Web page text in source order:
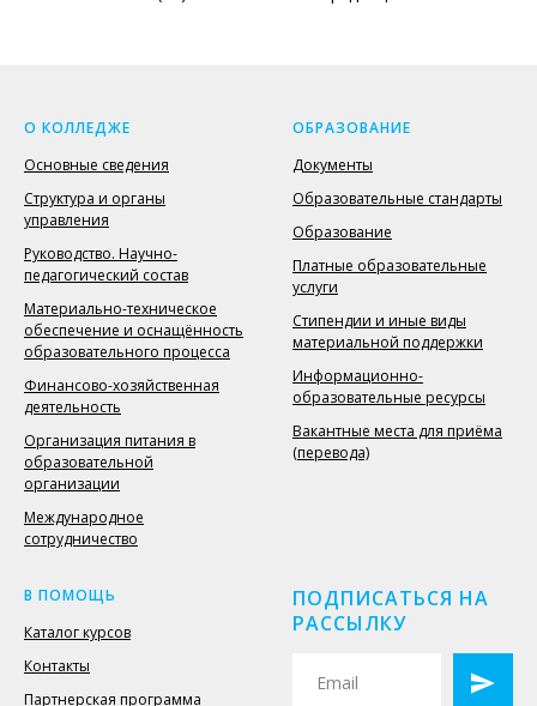
О КОЛЛЕДЖЕ
Основные сведения
Структура и органы
управления
Руководство. Научно-
педагогический состав
Материально-техническое
обеспечение и оснащённость
образовательного процесса
Финансово-хозяйственная
деятельность
Организация питания в
образовательной
организации
Международное
сотрудничество
ОБРАЗОВАНИЕ
Документы
Образовательные стандарты
Образование
Платные образовательные
услуги
Стипендии и иные виды
материальной поддержки
Информационно-
образовательные ресурсы
Вакантные места для приёма
(перевода)
В ПОМОЩЬ
Каталог курсов
Контакты
Партнерская программа
ПОДПИСАТЬСЯ НА
РАССЫЛКУ